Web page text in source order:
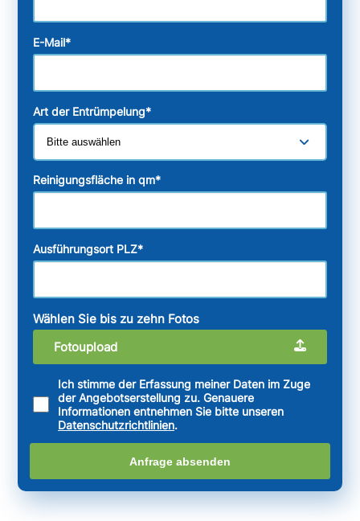
E-Mail*
Art der Entrümpelung*
Reinigungsfläche in qm*
Ausführungsort PLZ*
Wählen Sie bis zu zehn Fotos
Fotoupload
Ich stimme der Erfassung meiner Daten im Zuge
der Angebotserstellung zu. Genauere
Informationen entnehmen Sie bitte unseren
Datenschutzrichtlinien.
Anfrage absenden